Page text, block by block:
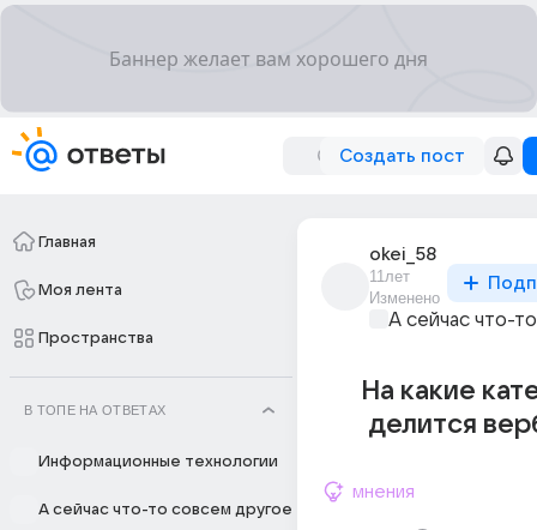
Создать пост
Главная
Моя лента
Пространства
В ТОПЕ НА ОТВЕТАХ
Информационные технологии
А сейчас что-то совсем другое
okei_58
11лет
Изменено
А сейчас что-
На какие
делится
мнения